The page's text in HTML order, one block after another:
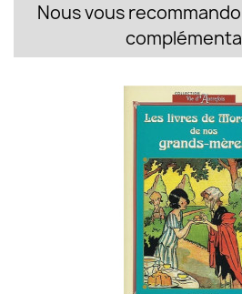
Nous vous